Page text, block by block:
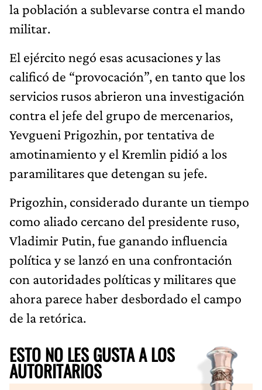
la población a sublevarse contra el mando
militar.
El ejército negó esas acusaciones y las
calificó de “provocación”, en tanto que los
servicios rusos abrieron una investigación
contra el jefe del grupo de mercenarios,
Yevgueni Prigozhin, por tentativa de
amotinamiento y el Kremlin pidió a los
paramilitares que detengan su jefe.
Prigozhin, considerado durante un tiempo
como aliado cercano del presidente ruso,
Vladimir Putin, fue ganando influencia
política y se lanzó en una confrontación
con autoridades políticas y militares que
ahora parece haber desbordado el campo
de la retórica.
ESTO NO LES GUSTA A LOS
AUTORITARIOS